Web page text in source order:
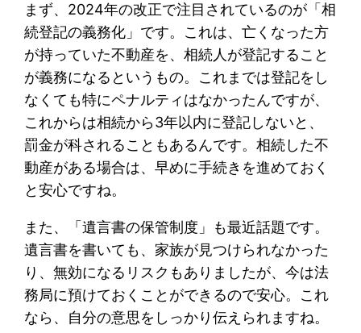
まず、2024年の改正で注目されているのが「相
続登記の義務化」です。これは、亡くなった方
が持っていた不動産を、相続人が登記すること
が義務になるというもの。これまでは登記をし
なくても特にペナルティはなかったんですが、
これからは相続から3年以内に登記しないと、
罰金が科されることもあるんです。相続した不
動産がある場合は、早めに手続きを進めておく
と安心ですね。
また、「遺言書の保管制度」も最近話題です。
遺言書を書いても、家族が見つけられなかった
り、無効になるリスクもありましたが、今は法
務局に預けておくことができるので安心。これ
なら、自分の意思をしっかり伝えられますね。